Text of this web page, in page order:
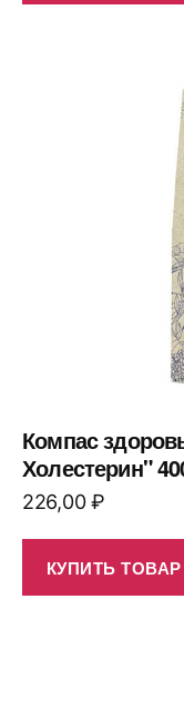
Компас
Холестерин"
226,00₽
КУПИТЬ ТОВАР